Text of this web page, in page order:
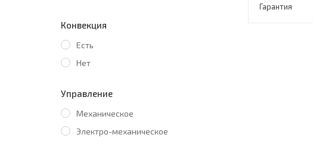
Конвекция
Есть
Нет
Управление
Механическое
Электро-механическое
Гарантия